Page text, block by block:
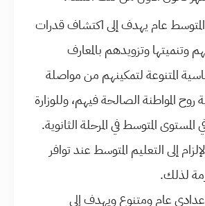
المتوسط عام يهدف إلى اكتشاف قدرات
وتنميتها وتزويدهم بالمعارف
المتنوعة لتمكينهم من مواصلة
روح المواطنة الصالحة فيهم، وللوزارة
المستوى المتوسط في المرحلة الثانوية.
إلى التعليم المتوسط عند توافر
لذلك.
عام ومتنوع ويهدف إلى